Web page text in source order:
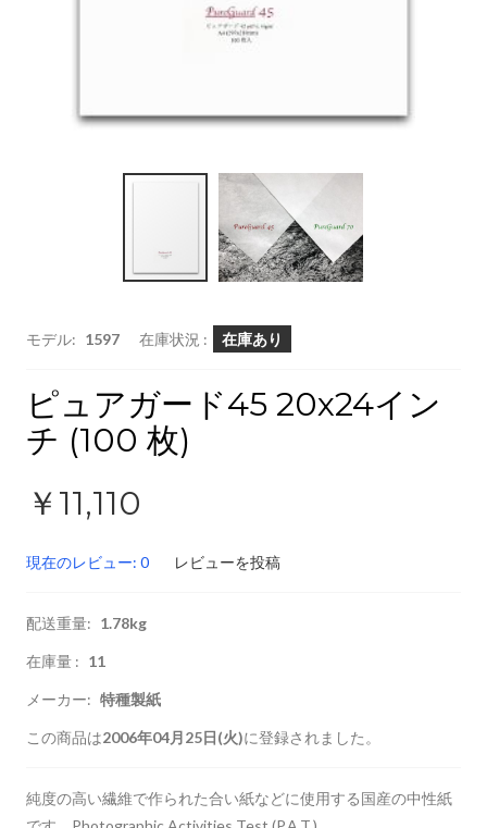
モデル: 1597 在庫状況 : 在庫あり
ピュアガード45 20x24イン
チ (100 枚)
￥11,110
現在のレビュー: 0 レビューを投稿
配送重量: 1.78kg
在庫量 : 11
メーカー: 特種製紙
この商品は2006年04月25日(火)に登録されました。
純度の高い繊維で作られた合い紙などに使用する国産の中性紙